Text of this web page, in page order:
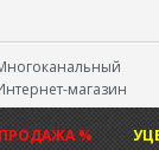
магазин
%